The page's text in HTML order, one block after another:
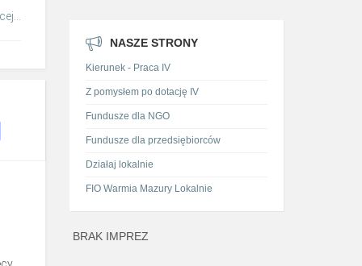
NASZE STRONY
Kierunek - Praca IV
Z pomysłem po dotację IV
Fundusze dla NGO
Fundusze dla przedsiębiorców
Działaj lokalnie
FIO Warmia Mazury Lokalnie
BRAK IMPREZ